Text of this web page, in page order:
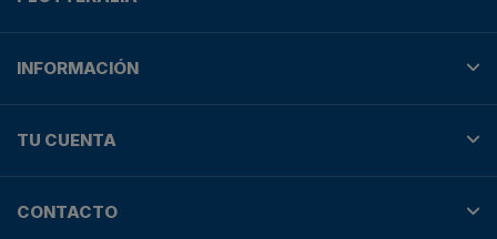
INFORMACIÓN
TU CUENTA
CONTACTO